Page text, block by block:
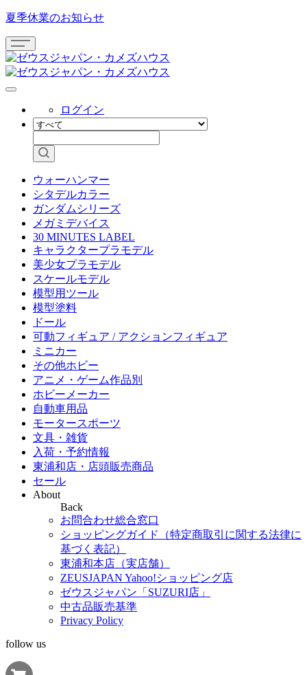
夏季休業のお知らせ
ログイン
ウォーハンマー
シタデルカラー
ガンダムシリーズ
メガミデバイス
30 MINUTES LABEL
キャラクタープラモデル
美少女プラモデル
スケールモデル
模型用ツール
模型塗料
ドール
可動フィギュア / アクションフィギュア
ミニカー
その他ホビー
アニメ・ゲーム作品別
ホビーメーカー
自動車用品
モータースポーツ
文具・雑貨
入荷・予約情報
東浦和店・店頭販売商品
セール
About
Back
お問合わせ総合窓口
ショッピングガイド（特定商取引に関する法律に
基づく表記）
東浦和本店（実店舗）
ZEUSJAPAN Yahoo!ショッピング店
ゼウスジャパン「SUZURI店」
中古品販売基準
Privacy Policy
follow us